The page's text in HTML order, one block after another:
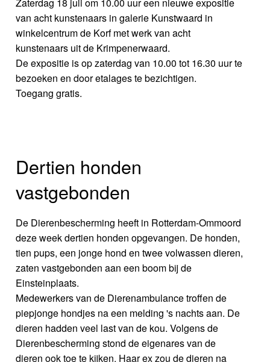
van acht kunstenaars in galerie Kunstwaard in
winkelcentrum de Korf met werk van acht
kunstenaars uit de Krimpenerwaard.
De expositie is op zaterdag van 10.00 tot 16.30 uur te
bezoeken en door etalages te bezichtigen.
Toegang gratis.
Dertien honden
vastgebonden
De Dierenbescherming heeft in Rotterdam-Ommoord
deze week dertien honden opgevangen. De honden,
tien pups, een jonge hond en twee volwassen dieren,
zaten vastgebonden aan een boom bij de
Einsteinplaats.
Medewerkers van de Dierenambulance troffen de
piepjonge hondjes na een melding 's nachts aan. De
dieren hadden veel last van de kou. Volgens de
Dierenbescherming stond de eigenares van de
dieren ook toe te kijken. Haar ex zou de dieren na